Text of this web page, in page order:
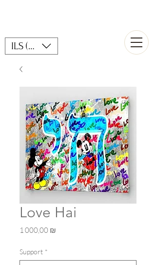
ILS (₪)
Love Hai
1 000,00 ₪
Support *